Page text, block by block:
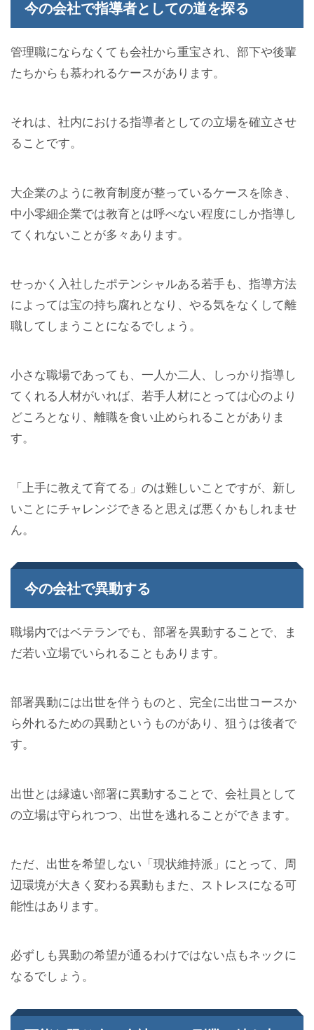
今の会社で指導者としての道を探る
管理職にならなくても会社から重宝され、部下や後輩
たちからも慕われるケースがあります。
それは、社内における指導者としての立場を確立させ
ることです。
大企業のように教育制度が整っているケースを除き、
中小零細企業では教育とは呼べない程度にしか指導し
てくれないことが多々あります。
せっかく入社したポテンシャルある若手も、指導方法
によっては宝の持ち腐れとなり、やる気をなくして離
職してしまうことになるでしょう。
小さな職場であっても、一人か二人、しっかり指導し
てくれる人材がいれば、若手人材にとっては心のより
どころとなり、離職を食い止められることがありま
す。
「上手に教えて育てる」のは難しいことですが、新し
いことにチャレンジできると思えば悪くかもしれませ
ん。
今の会社で異動する
職場内ではベテランでも、部署を異動することで、ま
だ若い立場でいられることもあります。
部署異動には出世を伴うものと、完全に出世コースか
ら外れるための異動というものがあり、狙うは後者で
す。
出世とは縁遠い部署に異動することで、会社員として
の立場は守られつつ、出世を逃れることができます。
ただ、出世を希望しない「現状維持派」にとって、周
辺環境が大きく変わる異動もまた、ストレスになる可
能性はあります。
必ずしも異動の希望が通るわけではない点もネックに
なるでしょう。